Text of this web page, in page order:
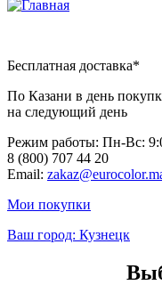
Бесплатная доставка*
По Казани в день
на следующий день
Режим работы: Пн-Вc:
8 (800) 707 44 20
Email:
Мои покупки
Ваш город: Кузнецк